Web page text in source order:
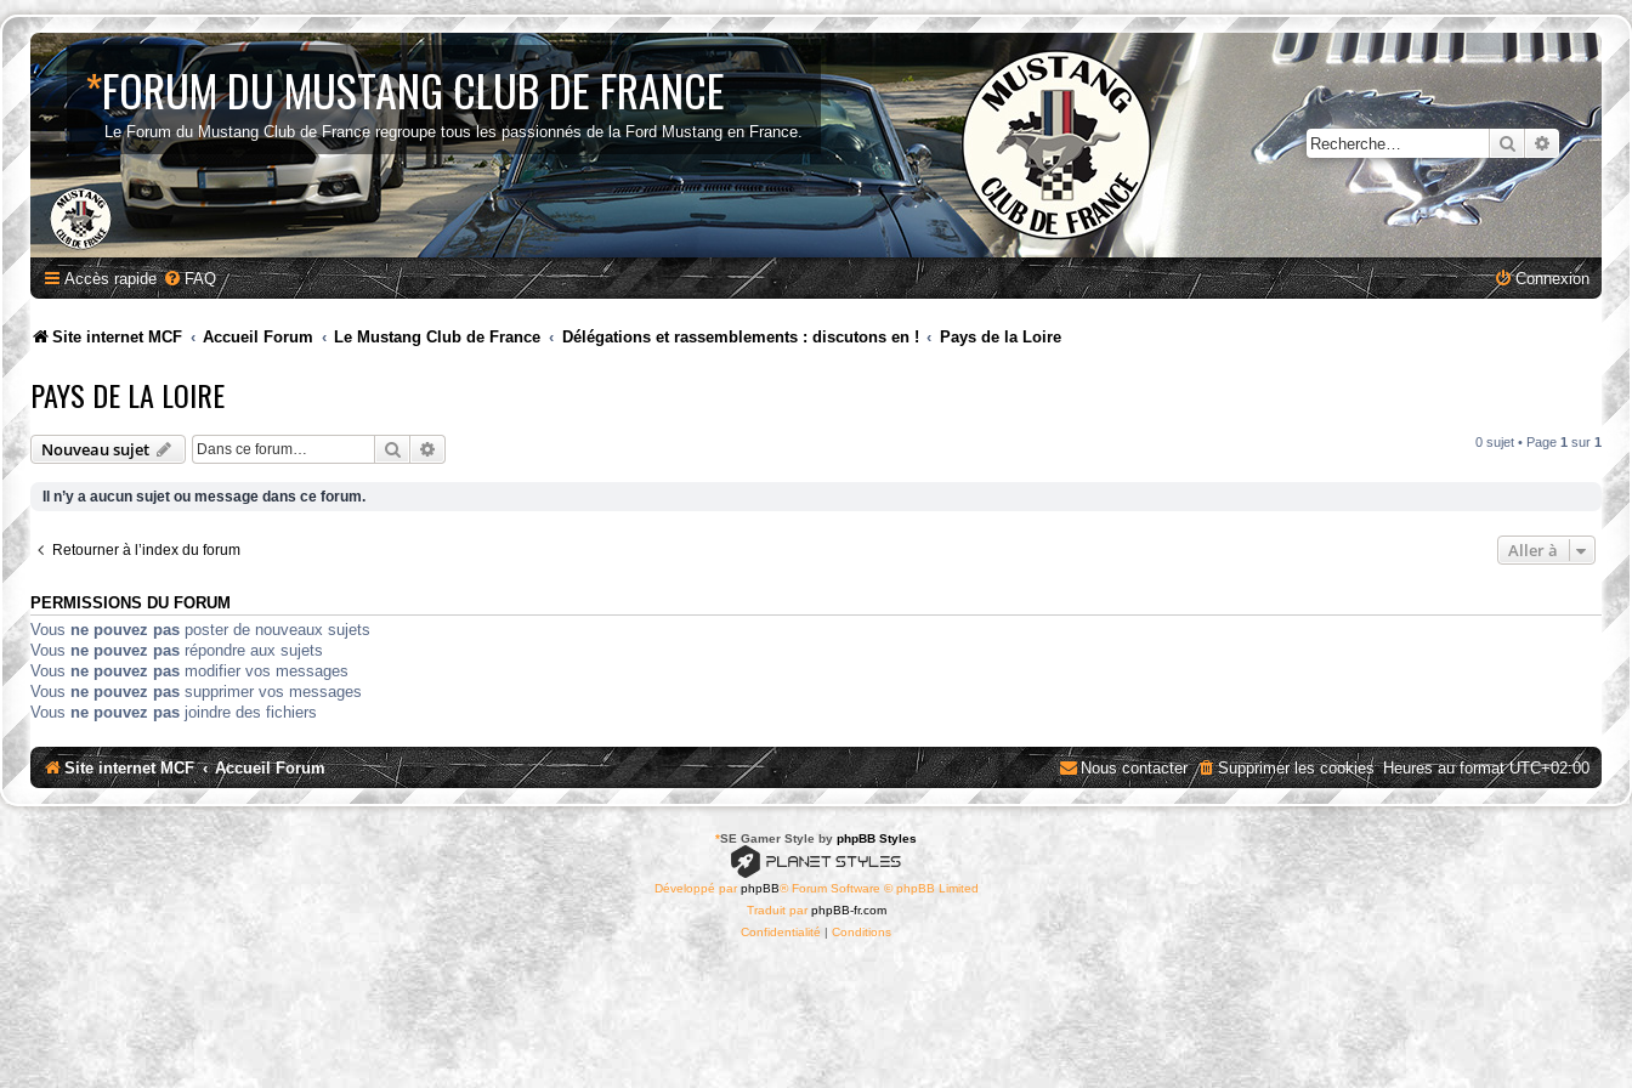
*FORUM DU MUSTANG CLUB DE FRANCE
Le Forum du Mustang Club de France regroupe tous les passionnés de la Ford Mustang en France. Rechercher
Accès rapide FAQ Connexion
Site internet MCF Accueil Forum Le Mustang Club de France Délégations et rassemblements : discutons en ! Pays de la Loire
PAYS DE LA LOIRE
Nouveau sujet Rechercher 0 sujet • Page 1 sur 1
Il n’y a aucun sujet ou message dans ce forum.
Retourner à l’index du forum Aller à
PERMISSIONS DU FORUM
Vous ne pouvez pas poster de nouveaux sujets
Vous ne pouvez pas répondre aux sujets
Vous ne pouvez pas modifier vos messages
Vous ne pouvez pas supprimer vos messages
Vous ne pouvez pas joindre des fichiers
Site internet MCF Accueil Forum Heures au formatUTC+02:00
Supprimer les cookies
Nous contacter
*SE Gamer Style by phpBB Styles
Développé parphpBB® Forum Software © phpBB Limited
Traduit parphpBB-fr.com
Confidentialité | Conditions